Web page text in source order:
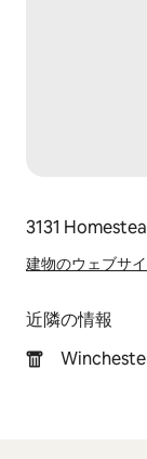
3131
建物のウェブサ
近隣の情報